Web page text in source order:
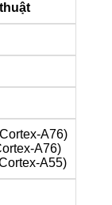
A76)
A76)
A55)